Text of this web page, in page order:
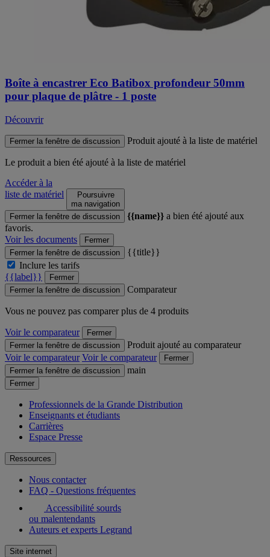
Boîte à encastrer Eco Batibox profondeur 50mm
pour plaque de plâtre - 1 poste
Découvrir
Fermer la fenêtre de discussion Produit ajouté à la liste de matériel
Le produit a bien été ajouté à la liste de matériel
Accéder à la
liste de matériel
Poursuivre
ma navigation
Fermer la fenêtre de discussion
{{name}} a bien été ajouté aux
favoris.
Voir les documents
Fermer
Fermer la fenêtre de discussion
{{title}}
Inclure les tarifs
{{label}}
Fermer
Fermer la fenêtre de discussion
Comparateur
Vous ne pouvez pas comparer plus de 4 produits
Voir le comparateur
Fermer
Fermer la fenêtre de discussion
Produit ajouté au comparateur
Voir le comparateur Voir le comparateur
Fermer
Fermer la fenêtre de discussion
main
Fermer
Professionnels de la Grande Distribution
Enseignants et étudiants
Carrières
Espace Presse
Ressources
Nous contacter
FAQ - Questions fréquentes
Accessibilité sourds
ou malentendants
Auteurs et experts Legrand
Site internet